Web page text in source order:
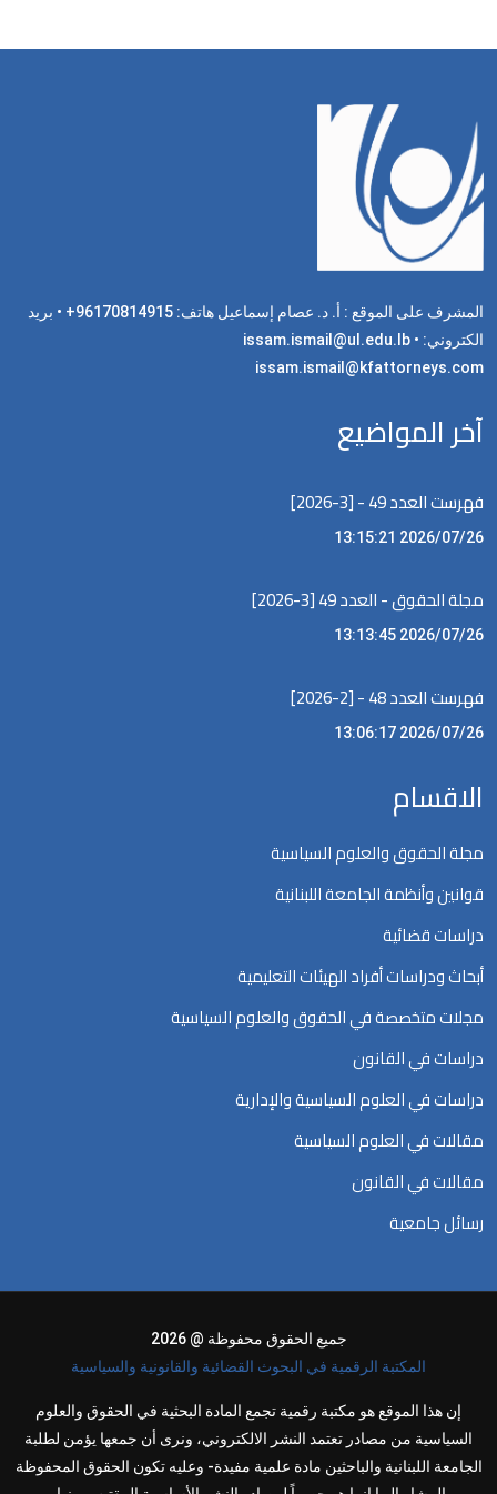
المشرف على الموقع : أ. د. عصام إسماعيل هاتف: 96170814915+ • بريد
الكتروني: issam.ismail@ul.edu.lb •
issam.ismail@kfattorneys.com
آخر المواضيع
فهرست العدد 49 - [3-2026]
2026/07/26 13:15:21
مجلة الحقوق - العدد 49 [3-2026]
2026/07/26 13:13:45
فهرست العدد 48 - [2-2026]
2026/07/26 13:06:17
الاقسام
مجلة الحقوق والعلوم السياسية
قوانين وأنظمة الجامعة اللبنانية
دراسات قضائية
أبحاث ودراسات أفراد الهيئات التعليمية
مجلات متخصصة في الحقوق والعلوم السياسية
دراسات في القانون
دراسات في العلوم السياسية والإدارية
مقالات في العلوم السياسية
مقالات في القانون
رسائل جامعية
جميع الحقوق محفوظة @ 2026
المكتبة الرقمية في البحوث القضائية والقانونية والسياسية
إن هذا الموقع هو مكتبة رقمية تجمع المادة البحثية في الحقوق والعلوم
السياسية من مصادر تعتمد النشر الالكتروني، ونرى أن جمعها يؤمن لطلبة
الجامعة اللبنانية والباحثين مادة علمية مفيدة- وعليه تكون الحقوق المحفوظة